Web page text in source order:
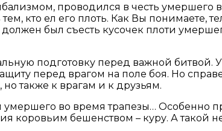
проводился в честь умершего
кто ел его плоть. Как Вы понимаете,
был съесть кусочек плоти
подготовку перед важной битвой.
перед врагом на поле боя. Но
также к врагам и к друзьям.
во время трапезы… Особенно
коровьим бешенством – куру. А такой